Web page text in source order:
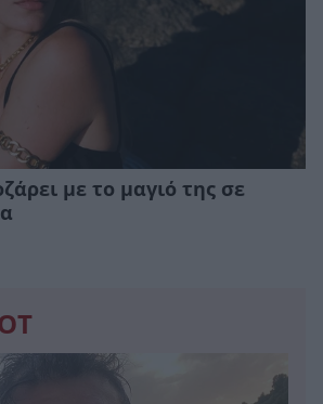
με το μαγιό της σε